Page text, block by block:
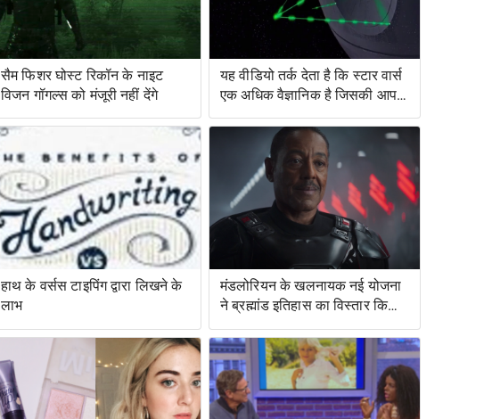
सैम फिशर घोस्ट रिकॉन के नाइट
विजन गॉगल्स को मंजूरी नहीं देंगे
यह वीडियो तर्क देता है कि स्टार वार्स
एक अधिक वैज्ञानिक है जिसकी आप
कल्पना करेंगे
हाथ के वर्सस टाइपिंग द्वारा लिखने के
लाभ
मंडलोरियन के खलनायक नई योजना
ने ब्रह्मांड इतिहास का विस्तार किया
है